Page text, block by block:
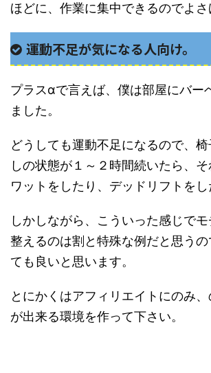
ほどに、作業に集中できるのでよさ
運動不足が気になる人向け。
プラスαで言えば、僕は部屋にバー
ました。
どうしても運動不足になるので、
しの状態が１～２時間続いたら、
ワットをしたり、デッドリフトをし
しかしながら、こういった感じで
整えるのは割と特殊な例だと思うの
ても良いと思います。
とにかくはアフィリエイトにのみ
が出来る環境を作って下さい。